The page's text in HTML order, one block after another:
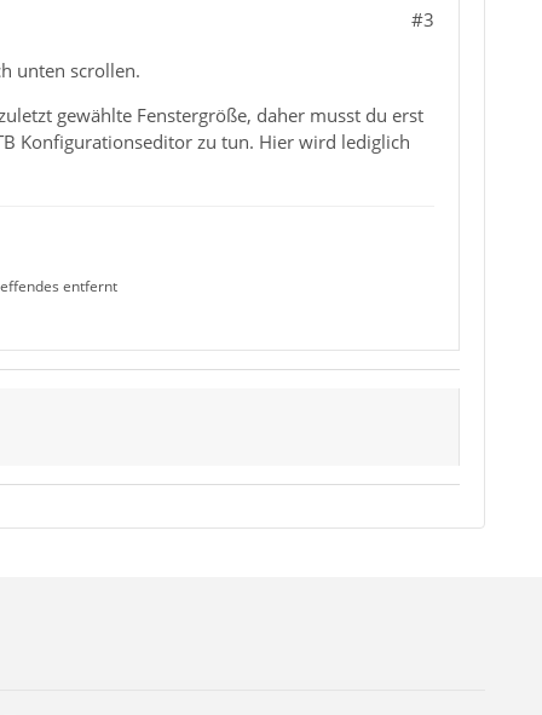
#3
unten scrollen.
gewählte Fenstergröße, daher musst du erst
Konfigurationseditor zu tun. Hier wird lediglich
entfernt